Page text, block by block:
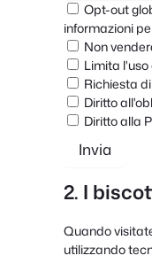
Opt-out
informazioni
Non
Limita
Richiesta
Diritto
Diritto alla
2. I
Quando
utilizzando